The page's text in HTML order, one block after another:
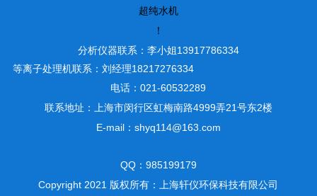
超纯水机
！
分析仪器联系：李小姐13917786334
等离子处理机联系：刘经理18217276334
电话：021-60532289
联系地址：上海市闵行区虹梅南路4999弄21号东2楼
E-mail：shyq114@163.com
QQ：985199179
Copyright 2021 版权所有：上海轩仪环保科技有限公司